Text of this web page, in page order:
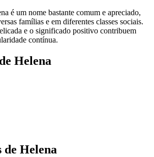
é um nome bastante comum e apreciado,
famílias e em diferentes classes sociais.
e o significado positivo contribuem
contínua.
de Helena
de Helena